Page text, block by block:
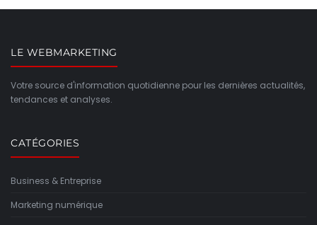
LE WEBMARKETING
Votre source d'information quotidienne pour les dernières actualités,
tendances et analyses.
CATÉGORIES
Business & Entreprise
Marketing numérique